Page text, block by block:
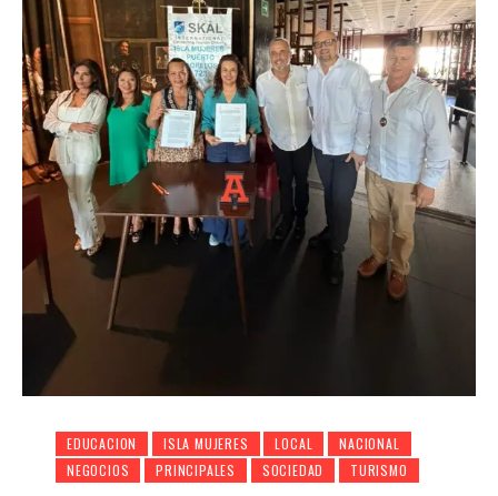
EDUCACION ISLA MUJERES LOCAL
NACIONAL
NEGOCIOS
PRINCIPALES SOCIEDAD TURISMO